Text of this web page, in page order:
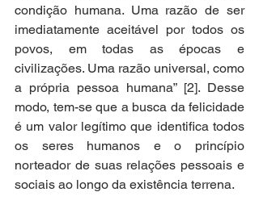
condição humana. Uma razão de ser
imediatamente aceitável por todos os
povos, em todas as épocas e
civilizações. Uma razão universal, como
a própria pessoa humana” [2]. Desse
modo, tem-se que a busca da felicidade
é um valor legítimo que identifica todos
os seres humanos e o princípio
norteador de suas relações pessoais e
sociais ao longo da existência terrena.